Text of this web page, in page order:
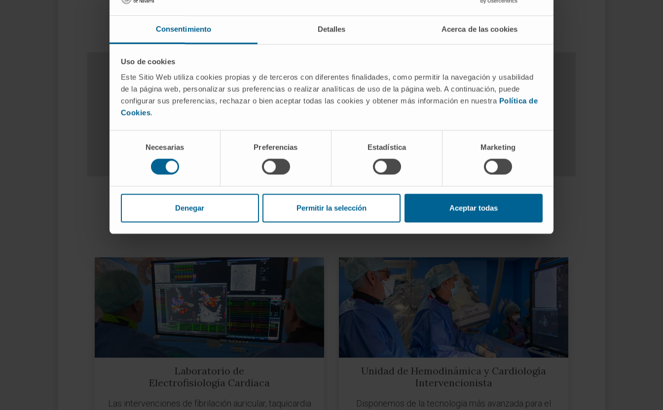
Consentimiento Detalles Acerca de las cookies
Uso de cookies
Este Sitio Web utiliza cookies propias y de terceros con diferentes finalidades, como permitir la navegación y usabilidad
de la página web, personalizar sus preferencias o realizar analíticas de uso de la página web. A continuación, puede
configurar sus preferencias, rechazar o bien aceptar todas las cookies y obtener más información en nuestra Política de
Cookies.
consentimiento
Necesarias Preferencias Estadística Marketing
Denegar Permitir la selección Aceptar todas
¿Necesita solicitar consulta con alguno de nuestros especialistas?
SOLICITE SU CITA ONLINE
Unidades especializadas para una mejor atención
Laboratorio de
Electrofisiología Cardíaca
Las intervenciones de fibrilación auricular, taquicardia
Unidad de Hemodinámica y Cardiología
Intervencionista
Disponemos de la tecnología más avanzada para el